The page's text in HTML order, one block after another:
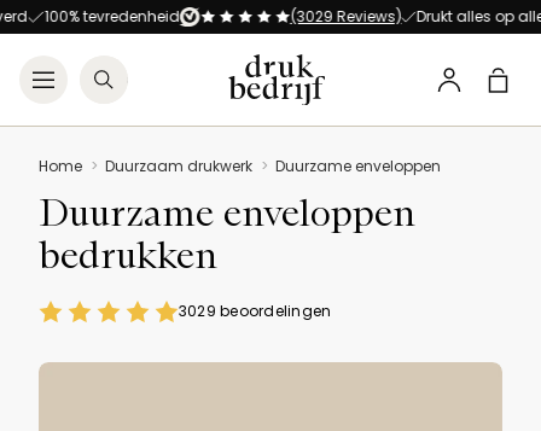
Direct naar de
Direct naar de hoofdinhoud
Open menu
Zoeken
Profiel
tevredenheid (3029 Reviews) Drukt alles op alles!
Home Duurzaam drukwerk Duurzame enveloppen
Duurzame enveloppen
bedrukken
3029 beoordelingen